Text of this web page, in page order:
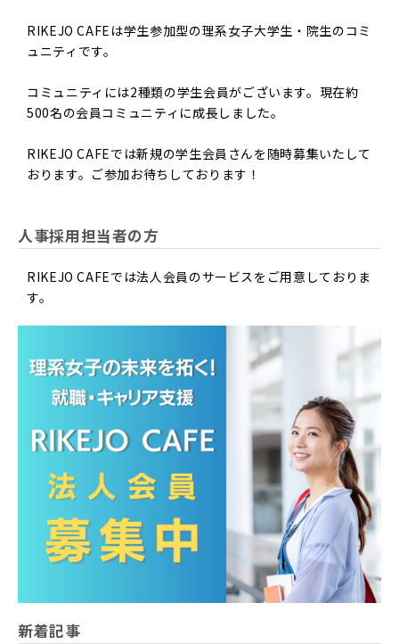
本サービス利用目的の達成に必要な個人情報を会員登録時
に提供して頂きますが、提供は任意です。但し、各サービ
かない場合は、本サービスの利用企業へのエントリーおよ
びセミナーへの申込みなど各々のサービスを受けられない
■ 個人情報の変更等
加・削除することができます。
■ 個人情報の第三者への提供
利用者の個人情報について、利用者本人の同意を得ずに企
特定した上で、利用者の同意を得た場合に限り提供しま
す。但し法令により開示又は提供が許容されている場合
は、利用者の個人情報を提供することがあります。
利用者が第三者に不利益を及ぼすと判断した場合。
人の生命、身体又は財産の保護のために必要がある場合で
あって、本人の同意を得ることが困難である場合。
公衆衛生の向上又は児童の健全な育成の推進のために特に
必要がある場合であって、利用者本人の同意を得ることが
困難である場合。
国の機関もしくは地方公共団体又はその委託を受けた者が
法令の定める事務を遂行することに対して協力する必要が
ある場合であって、利用者本人の同意を得ることにより当
裁判所、検察庁、警察、弁護士会、消費者センター又はこ
RIKEJO CAFEは学生参加型の理系女子大学生・院生のコミ
ュニティです。
コミュニティには2種類の学生会員がございます。現在約
500名の会員コミュニティに成長しました。
RIKEJO CAFEでは新規の学生会員さんを随時募集いたして
おります。ご参加お待ちしております！
人事採用担当者の方
RIKEJO CAFEでは法人会員のサービスをご用意しておりま
す。
新着記事